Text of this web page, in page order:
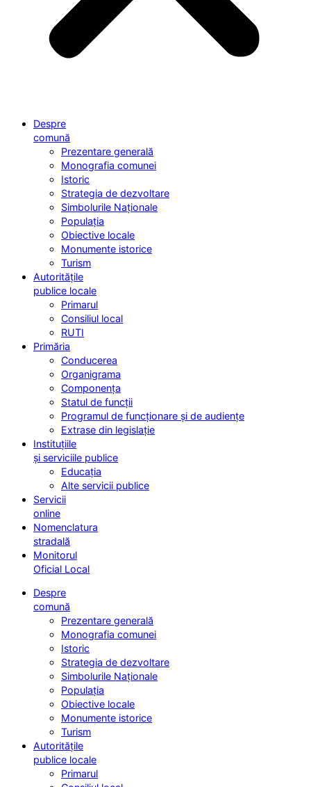
Despre
comună
Prezentare generală
Monografia comunei
Istoric
Strategia de dezvoltare
Simbolurile Naționale
Populația
Obiective locale
Monumente istorice
Turism
Autoritățile
publice locale
Primarul
Consiliul local
RUTI
Primăria
Conducerea
Organigrama
Componența
Statul de funcții
Programul de funcționare și de audiențe
Extrase din legislație
Instituțiile
și serviciile publice
Educația
Alte servicii publice
Servicii
online
Nomenclatura
stradală
Monitorul
Oficial Local
Despre
comună
Prezentare generală
Monografia comunei
Istoric
Strategia de dezvoltare
Simbolurile Naționale
Populația
Obiective locale
Monumente istorice
Turism
Autoritățile
publice locale
Primarul